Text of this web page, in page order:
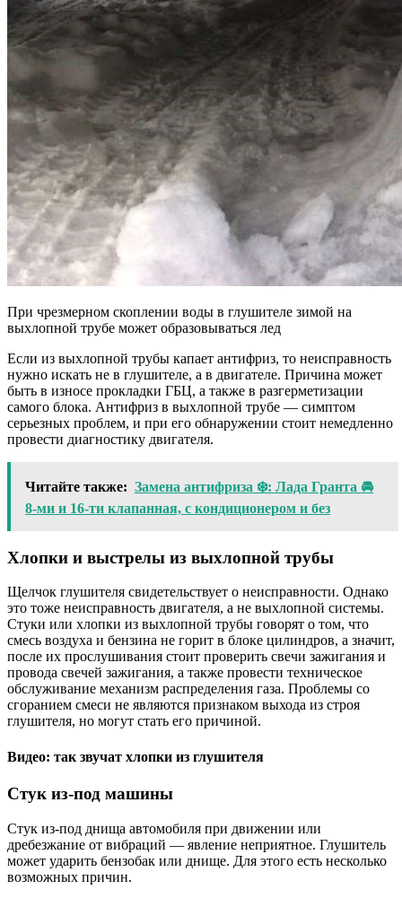
При чрезмерном скоплении воды в глушителе зимой на
выхлопной трубе может образовываться лед
Если из выхлопной трубы капает антифриз, то неисправность
нужно искать не в глушителе, а в двигателе. Причина может
быть в износе прокладки ГБЦ, а также в разгерметизации
самого блока. Антифриз в выхлопной трубе — симптом
серьезных проблем, и при его обнаружении стоит немедленно
провести диагностику двигателя.
Читайте также: Замена антифриза ❄️: Лада Гранта 🚘
8-ми и 16-ти клапанная, с кондиционером и без
Хлопки и выстрелы из выхлопной трубы
Щелчок глушителя свидетельствует о неисправности. Однако
это тоже неисправность двигателя, а не выхлопной системы.
Стуки или хлопки из выхлопной трубы говорят о том, что
смесь воздуха и бензина не горит в блоке цилиндров, а значит,
после их прослушивания стоит проверить свечи зажигания и
провода свечей зажигания, а также провести техническое
обслуживание механизм распределения газа. Проблемы со
сгоранием смеси не являются признаком выхода из строя
глушителя, но могут стать его причиной.
Видео: так звучат хлопки из глушителя
Стук из-под машины
Стук из-под днища автомобиля при движении или
дребезжание от вибраций — явление неприятное. Глушитель
может ударить бензобак или днище. Для этого есть несколько
возможных причин.